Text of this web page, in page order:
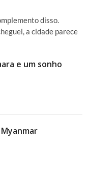
disso.
a cidade parece
e um sonho